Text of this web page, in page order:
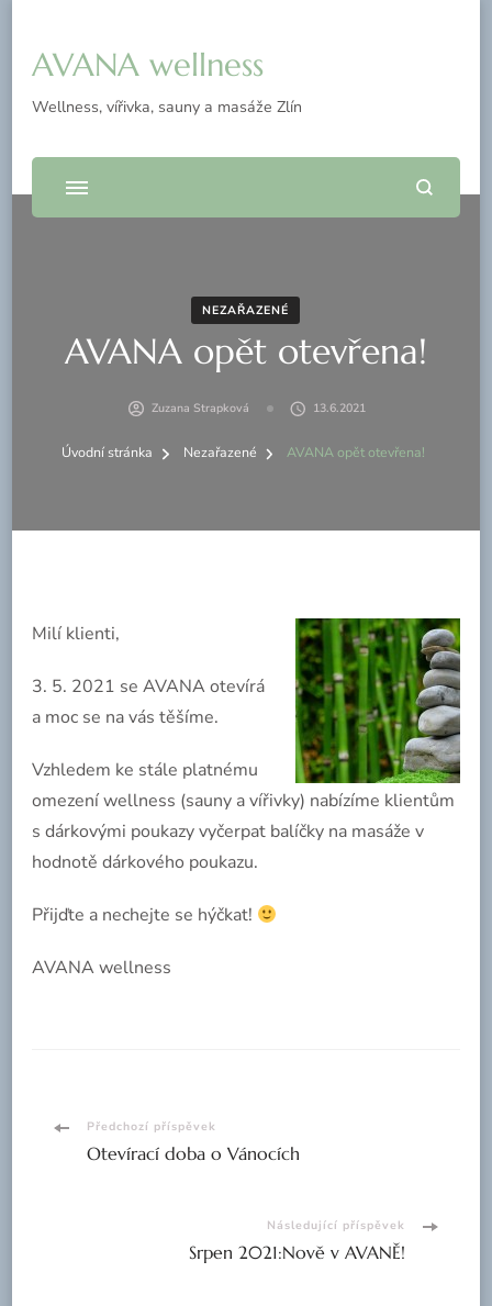
AVANA wellness
Wellness, vířivka, sauny a masáže Zlín
NEZAŘAZENÉ
AVANA opět otevřena!
Zuzana Strapková 13.6.2021
Úvodní stránka Nezařazené AVANA opět otevřena!
Milí klienti,
3. 5. 2021 se AVANA otevírá
a moc se na vás těšíme.
Vzhledem ke stále platnému
omezení wellness (sauny a vířivky) nabízíme klientům
s dárkovými poukazy vyčerpat balíčky na masáže v
hodnotě dárkového poukazu.
Přijďte a nechejte se hýčkat!
AVANA wellness
Navigace
Předchozí příspěvek
Otevírací doba o Vánocích
Následující příspěvek
Srpen 2021:Nově v AVANĚ!